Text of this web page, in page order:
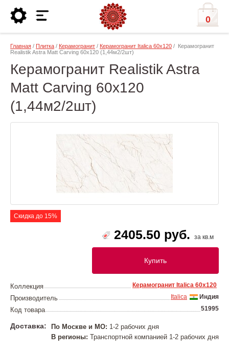
0
Главная / Плитка / Керамогранит / Керамогранит Italica 60х120 / Керамогранит
Realistik Astra Matt Carving 60x120 (1,44м2/2шт)
Керамогранит Realistik Astra
Matt Carving 60x120
(1,44м2/2шт)
Скидка до 15%
2405.50 руб. за кв.м
Купить
Коллекция Керамогранит Italica 60х120
Производитель Индия
Italica
Код товара 51995
Доставка: По Москве и МО: 1-2 рабочих дня
В регионы: Транспортной компанией 1-2 рабочих дня